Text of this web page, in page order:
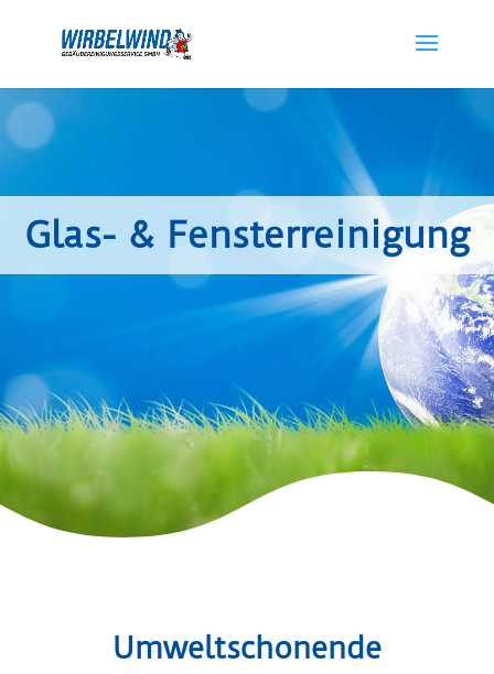
Glas- & Fenster­reinigung
Umwelt­schonende